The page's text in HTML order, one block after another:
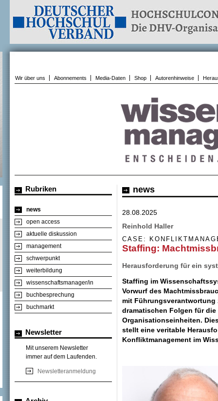
Wir über uns Abonnements Media-Daten Shop Autorenhinweise
Rubriken
news
open access
aktuelle diskussion
management
schwerpunkt
weiterbildung
wissenschaftsmanager/in
buchbesprechung
buchmarkt
Newsletter
Mit unserem Newsletter
immer auf dem Laufenden.
Newsletteranmeldung
news
28.08.2025
Reinhold Haller
CASE:
Staffing:
Herausforderung für ein
Staffing im
Vorwurf des
mit
dramatischen Folgen für
Organisationseinheiten.
stellt eine veritable
Konfliktmanagement im